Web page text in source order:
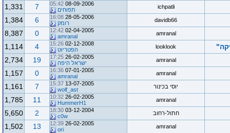
ichpatli
08-09-2006
05:42
תפוחים
7
1,331
davidb66
28-05-2006
16:08
רומק
6
1,384
amranal
02-04-2005
12:42
amranal
0
8,387
looklook
02-12-2008
15:26
הפטריוט
4
1,114
amranal
26-02-2005
17:25
ישראל היפה
19
2,734
amranal
07-01-2005
16:36
amranal
0
1,157
יוסי בכינור 13-07-2005
15:37
wolf_ast
7
1,161
amranal
26-02-2005
10:32
HummerH1
11
1,785
חתול-רחוב 03-12-2004
18:30
c0w
2
5,650
amranal
26-02-2005
12:39
ori
13
1,502